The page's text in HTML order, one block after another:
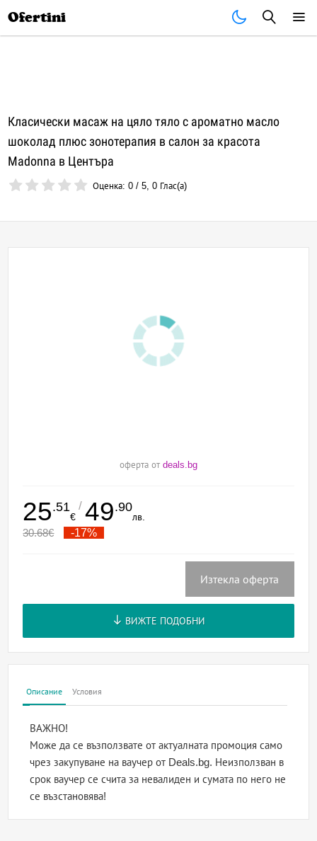
Ofertini
Класически масаж на цяло тяло с ароматно масло
шоколад плюс зонотерапия в салон за красота
Madonna в Центъра
Оценка:0 /5,0 Глас(а)
оферта от deals.bg
25.51
€
/ 49.90
лв.
30.68€ -17%
Изтекла оферта
ВИЖТЕ ПОДОБНИ
Описание Условия
ВАЖНО!
Може да се възползвате от актуалната промоция само
чрез закупуване на ваучер от Deals.bg. Неизползван в
срок ваучер се счита за невалиден и сумата по него не
се възстановява!